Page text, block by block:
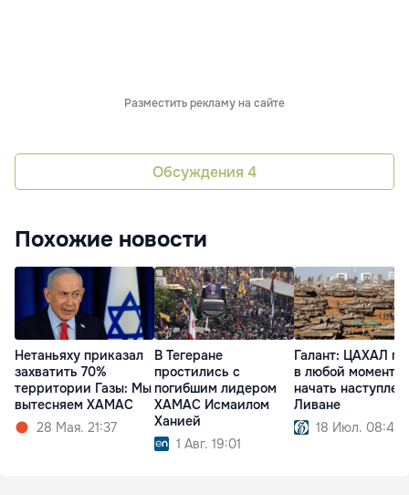
Разместить рекламу на сайте
Обсуждения 4
Похожие новости
Нетаньяху приказал
захватить 70%
территории Газы: Мы
вытесняем ХАМАС
28 Мая. 21:37
В Тегеране
простились с
погибшим лидером
ХАМАС Исмаилом
Ханией
1 Авг. 19:01
Галант: ЦАХАЛ
в любой момент
начать
Ливане
18 Июл. 08:47